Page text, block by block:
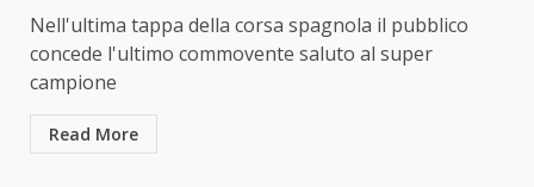
Nell'ultima tappa della corsa spagnola il pubblico
concede l'ultimo commovente saluto al super
campione
Read More